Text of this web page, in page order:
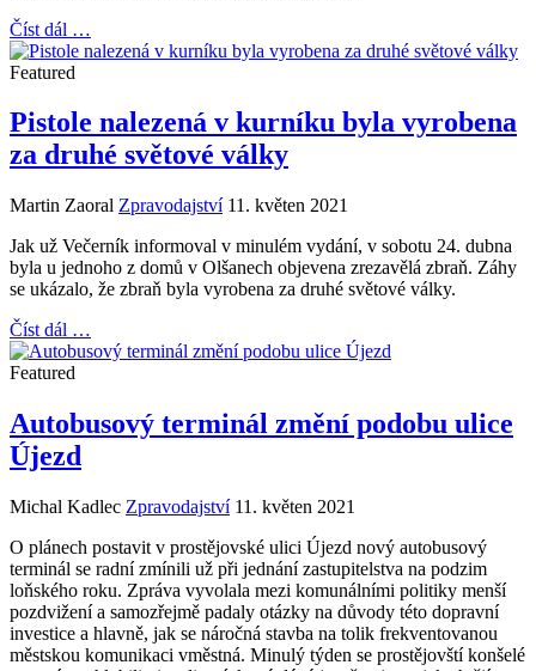
Číst dál …
Featured
Pistole nalezená v kurníku byla vyrobena
za druhé světové války
Martin Zaoral Zpravodajství 11. květen 2021
Jak už Večerník informoval v minulém vydání, v sobotu 24. dubna
byla u jednoho z domů v Olšanech objevena zrezavělá zbraň. Záhy
se ukázalo, že zbraň byla vyrobena za druhé světové války.
Číst dál …
Featured
Autobusový terminál změní podobu ulice
Újezd
Michal Kadlec Zpravodajství 11. květen 2021
O plánech postavit v prostějovské ulici Újezd nový autobusový
terminál se radní zmínili už při jednání zastupitelstva na podzim
loňského roku. Zpráva vyvolala mezi komunálními politiky menší
pozdvižení a samozřejmě padaly otázky na důvody této dopravní
investice a hlavně, jak se náročná stavba na tolik frekventovanou
městskou komunikaci vměstná. Minulý týden se prostějovští konšelé